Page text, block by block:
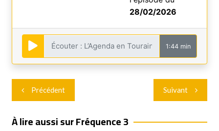
28/02/2026
1:44 min
Navigation
de
l’article
Précédent Suivant
À lire aussi sur Fréquence 3